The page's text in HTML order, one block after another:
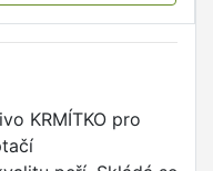
KRMÍTKO pro